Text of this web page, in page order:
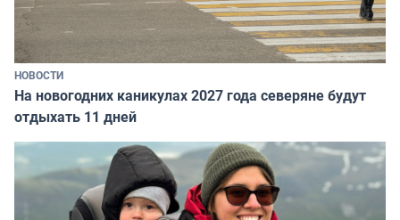
НОВОСТИ
На новогодних каникулах 2027 года северяне будут
отдыхать 11 дней